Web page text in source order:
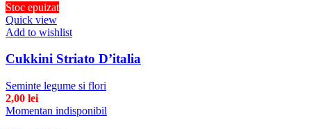
Stoc epuizat
Quick view
Add to wishlist
Cukkini Striato D’italia
Seminte legume si flori
2,00 lei
Momentan indisponibil